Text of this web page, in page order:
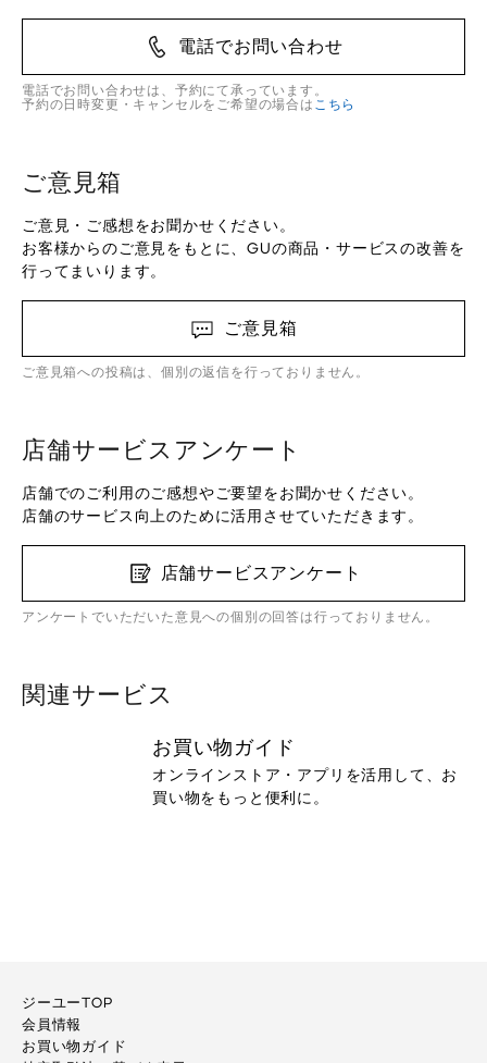
電話でお問い合わせ
電話でお問い合わせは、予約にて承っています。
予約の日時変更・キャンセルをご希望の場合は こちら
ご意見箱
ご意見・ご感想をお聞かせください。
お客様からのご意見をもとに、GUの商品・サービスの改善を
行ってまいります。
ご意見箱
ご意見箱への投稿は、個別の返信を行っておりません。
店舗サービスアンケート
店舗でのご利用のご感想やご要望をお聞かせください。
店舗のサービス向上のために活用させていただきます。
店舗サービスアンケート
アンケートでいただいた意見への個別の回答は行っておりません。
関連サービス
お買い物ガイド
オンラインストア・アプリを活用して、お
買い物をもっと便利に。
ジーユーTOP
会員情報
お買い物ガイド